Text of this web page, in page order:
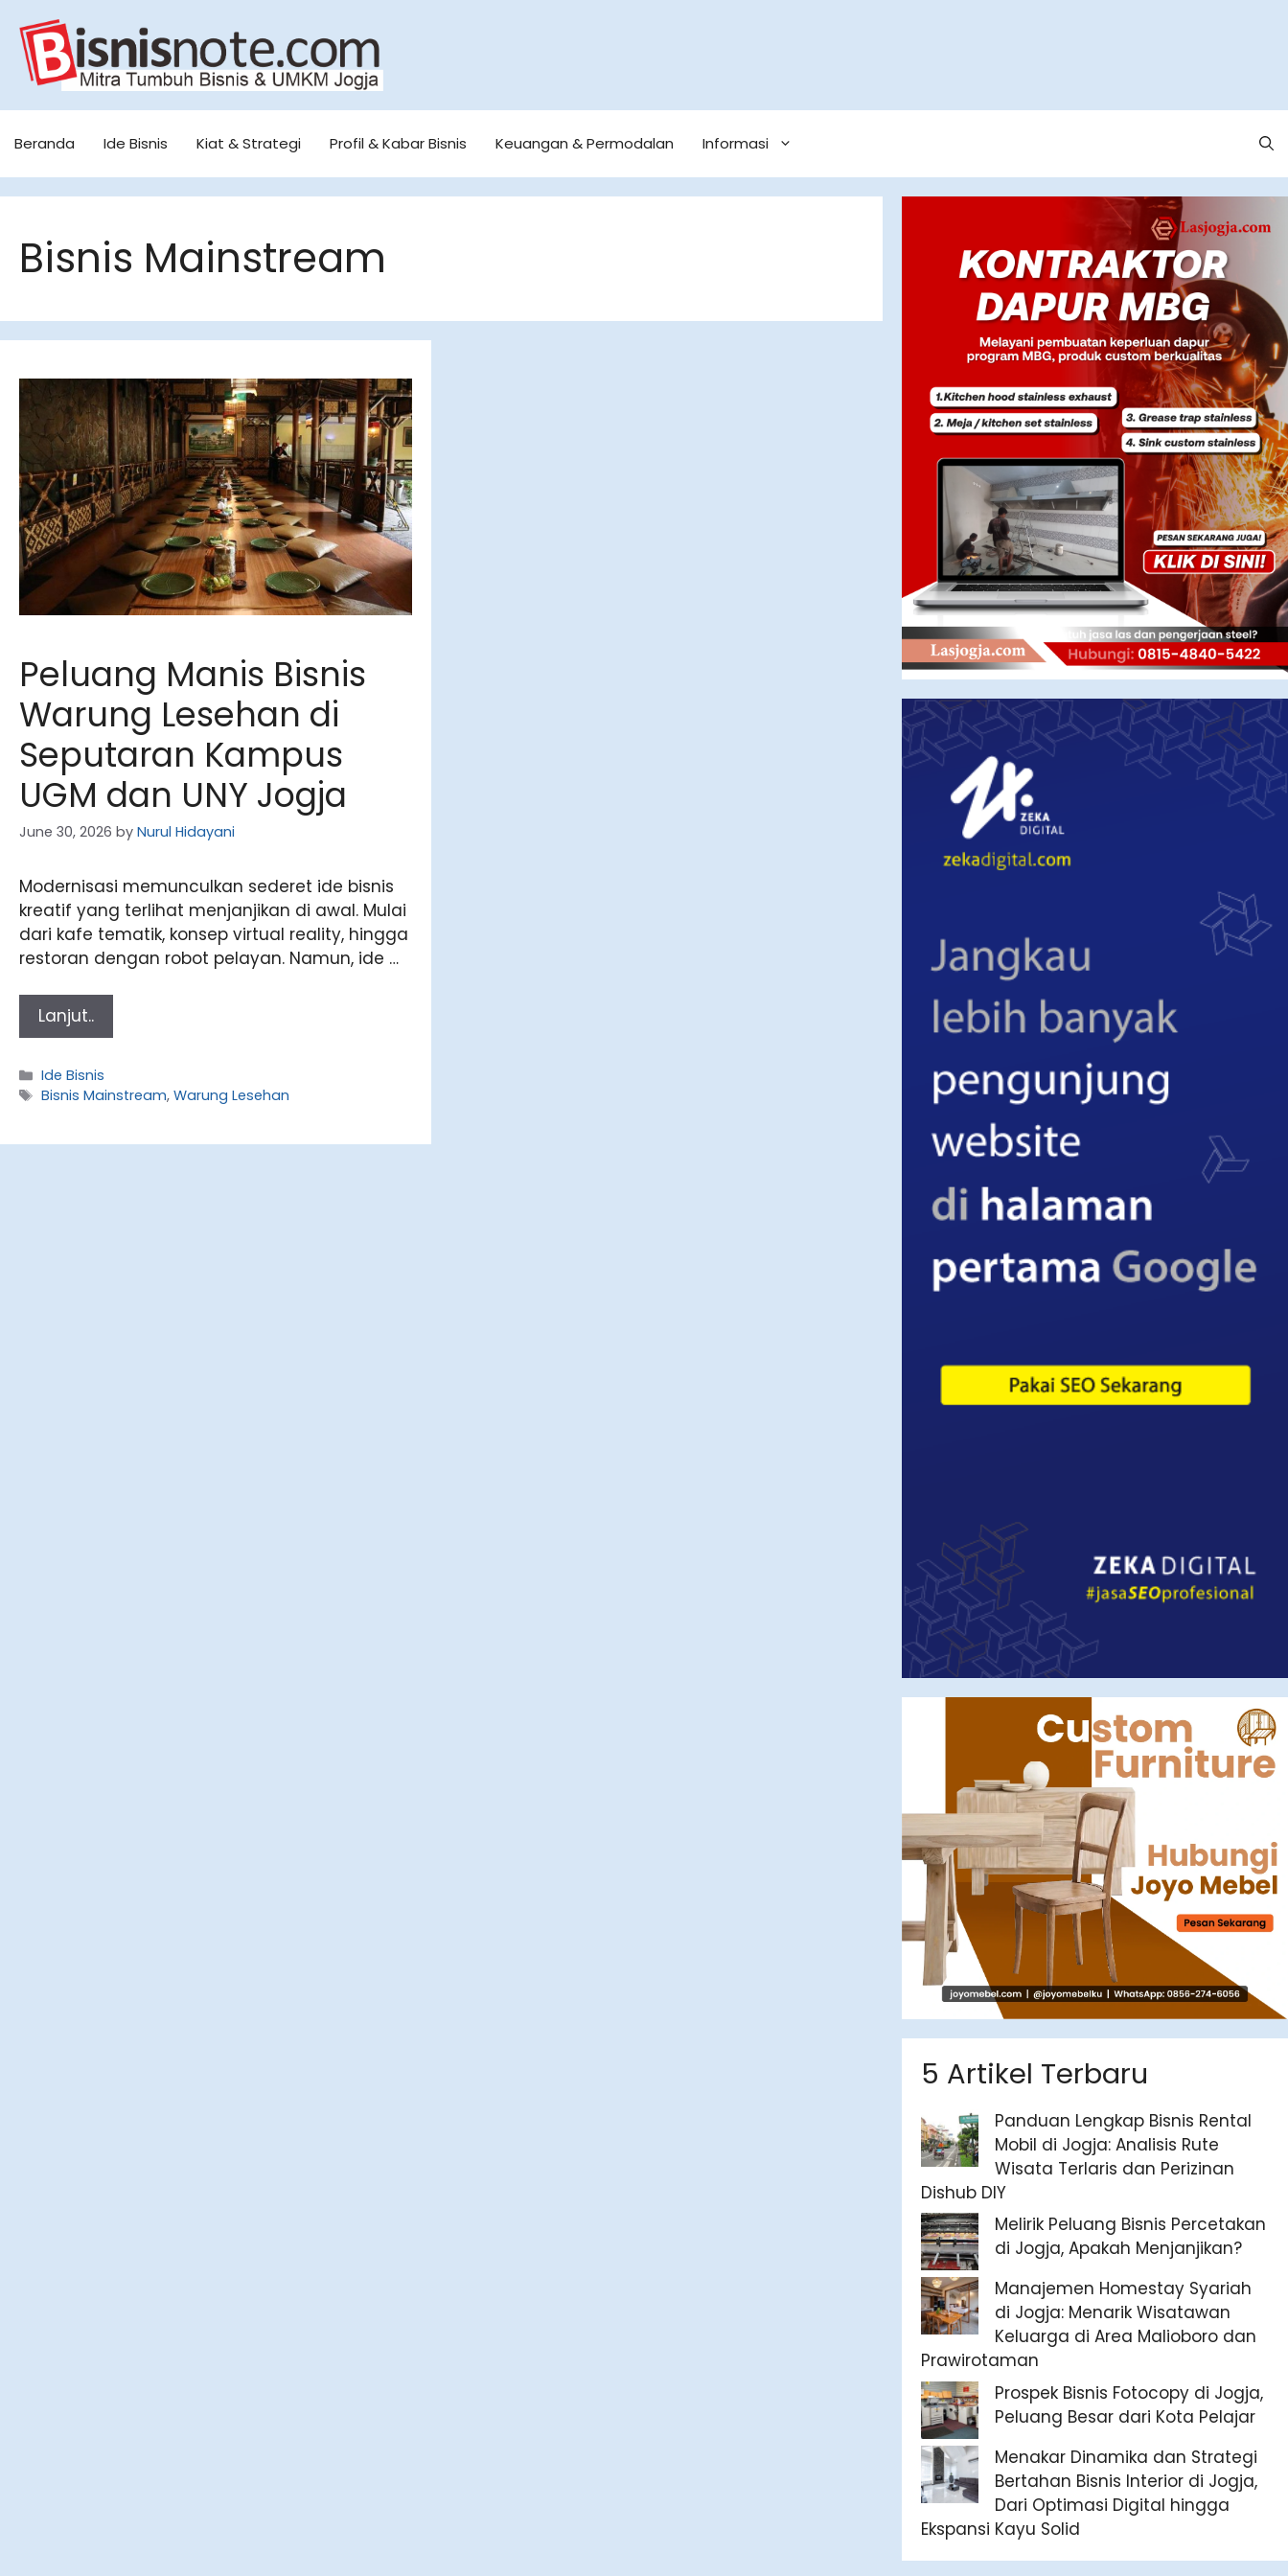
content
Beranda Ide Bisnis Kiat & Strategi Profil & Kabar Bisnis Keuangan & Permodalan Informasi
Bisnis Mainstream
Peluang Manis Bisnis
Warung Lesehan di
Seputaran Kampus
UGM dan UNY Jogja
June 30, 2026 by Nurul Hidayani
Modernisasi memunculkan sederet ide bisnis
kreatif yang terlihat menjanjikan di awal. Mulai
dari kafe tematik, konsep virtual reality, hingga
restoran dengan robot pelayan. Namun, ide …
Lanjut..
Categories
Ide Bisnis
Tags
Bisnis Mainstream,Warung Lesehan
5 Artikel Terbaru
Panduan Lengkap Bisnis Rental
Mobil di Jogja: Analisis Rute
Wisata Terlaris dan Perizinan
Dishub DIY
Melirik Peluang Bisnis Percetakan
di Jogja, Apakah Menjanjikan?
Manajemen Homestay Syariah
di Jogja: Menarik Wisatawan
Keluarga di Area Malioboro dan
Prawirotaman
Prospek Bisnis Fotocopy di Jogja,
Peluang Besar dari Kota Pelajar
Menakar Dinamika dan Strategi
Bertahan Bisnis Interior di Jogja,
Dari Optimasi Digital hingga
Ekspansi Kayu Solid